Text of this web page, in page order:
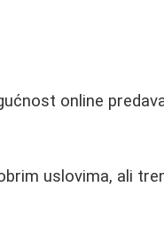
online
uslovima, ali